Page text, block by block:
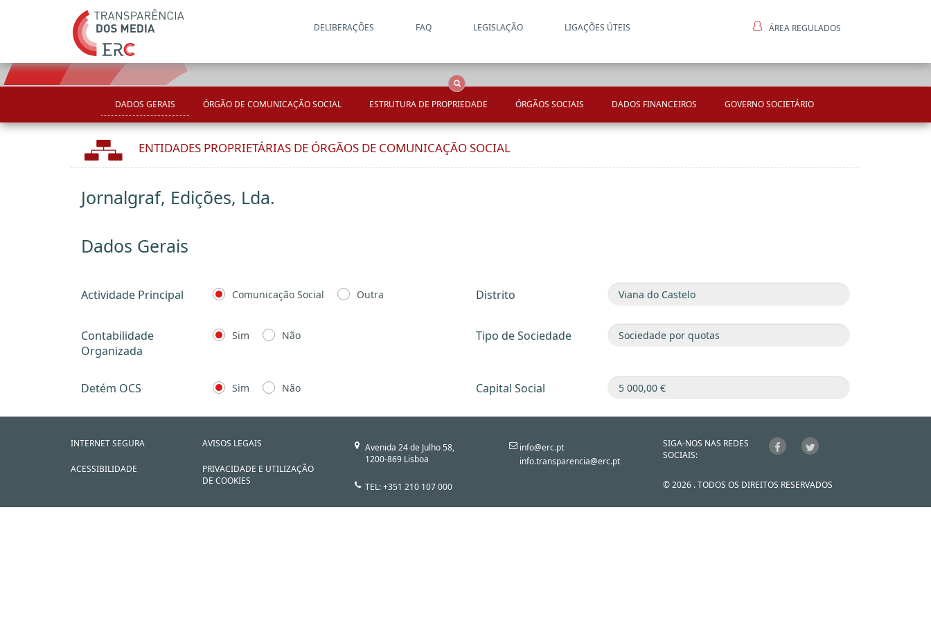
DELIBERAÇÕES FAQ LEGISLAÇÃO LIGAÇÕES ÚTEIS ÁREA REGULADOS
DADOS GERAIS ÓRGÃO DE COMUNICAÇÃO SOCIAL ESTRUTURA DE PROPRIEDADE ÓRGÃOS SOCIAIS DADOS FINANCEIROS GOVERNO SOCIETÁRIO
ENTIDADES PROPRIETÁRIAS DE ÓRGÃOS DE COMUNICAÇÃO SOCIAL
Jornalgraf, Edições, Lda.
Dados Gerais
Actividade Principal Comunicação Social Outra Distrito
Contabilidade
Organizada
Sim Não Tipo de Sociedade
Detém OCS Sim Não Capital Social
INTERNET SEGURA
ACESSIBILIDADE
AVISOS LEGAIS
PRIVACIDADE E UTILIZAÇÃO
DE COOKIES
Avenida 24 de Julho 58,
1200-869 Lisboa
TEL: +351 210 107 000
info@erc.pt
info.transparencia@erc.pt
SIGA-NOS NAS REDES
SOCIAIS:
© 2026 . TODOS OS DIREITOS RESERVADOS